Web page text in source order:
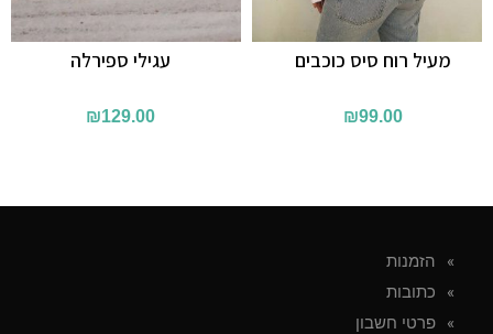
עגילי ספירלה
₪129.00
מעיל רוח סיס כוכבים
₪99.00
הזמנות
כתובות
פרטי חשבון